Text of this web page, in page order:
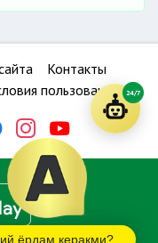
Контакты
пользования
ёрдам керакми?
24/7